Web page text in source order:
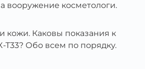
вооружение косметологи.
кожи. Каковы показания к
T33? Обо всем по порядку.